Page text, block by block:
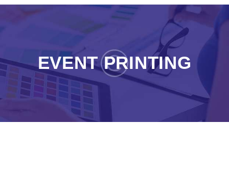
EVENT PRINTING